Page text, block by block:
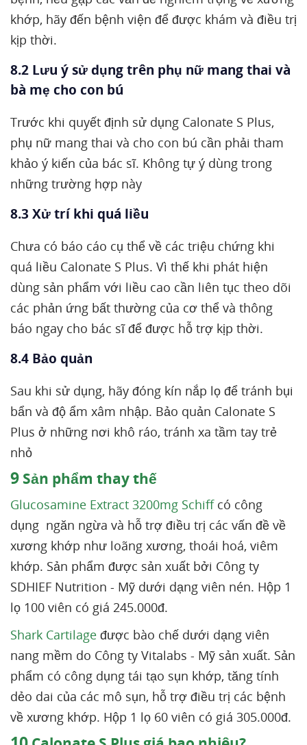
khớp, hãy đến bệnh viện để được khám và điều trị
kịp thời.
8.2 Lưu ý sử dụng trên phụ nữ mang thai và
bà mẹ cho con bú
Trước khi quyết định sử dụng Calonate S Plus,
phụ nữ mang thai và cho con bú cần phải tham
khảo ý kiến của bác sĩ. Không tự ý dùng trong
những trường hợp này
8.3 Xử trí khi quá liều
Chưa có báo cáo cụ thể về các triệu chứng khi
quá liều Calonate S Plus. Vì thế khi phát hiện
dùng sản phẩm với liều cao cần liên tục theo dõi
các phản ứng bất thường của cơ thể và thông
báo ngay cho bác sĩ để được hỗ trợ kịp thời.
8.4 Bảo quản
Sau khi sử dụng, hãy đóng kín nắp lọ để tránh bụi
bẩn và độ ẩm xâm nhập. Bảo quản Calonate S
Plus ở những nơi khô ráo, tránh xa tầm tay trẻ
nhỏ
9 Sản phẩm thay thế
Glucosamine Extract 3200mg Schiffcó công
dụng ngăn ngừa và hỗ trợ điều trị các vấn đề về
xương khớp như loãng xương, thoái hoá, viêm
khớp. Sản phẩm được sản xuất bởi Công ty
SDHIEF Nutrition - Mỹ dưới dạng viên nén. Hộp 1
lọ 100 viên có giá 245.000đ.
Shark Cartilage được bào chế dưới dạng viên
nang mềm do Công ty Vitalabs - Mỹ sản xuất. Sản
phẩm có công dụng tái tạo sụn khớp, tăng tính
dẻo dai của các mô sụn, hỗ trợ điều trị các bệnh
về xương khớp. Hộp 1 lọ 60 viên có giá 305.000đ.